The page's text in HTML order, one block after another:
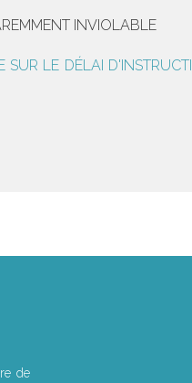
INVIOLABLE
SUR LE DÉLAI
de